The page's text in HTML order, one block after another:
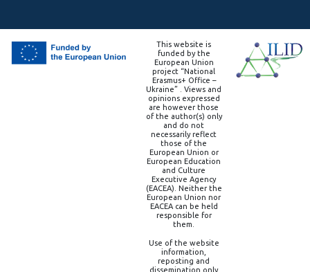
This website is
funded by the
European Union
project “National
Erasmus+ Office –
Ukraine” . Views and
opinions expressed
are however those
of the author(s) only
and do not
necessarily reflect
those of the
European Union or
European Education
and Culture
Executive Agency
(EACEA). Neither the
European Union nor
EACEA can be held
responsible for
them.
Use of the website
information,
reposting and
dissemination only